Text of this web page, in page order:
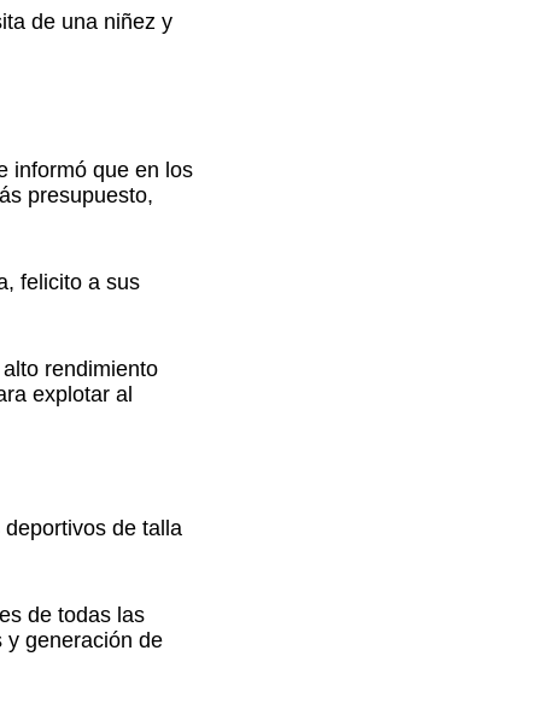
de una niñez y
informó que en los
presupuesto,
felicito a sus
rendimiento
explotar al
deportivos de talla
de todas las
y generación de